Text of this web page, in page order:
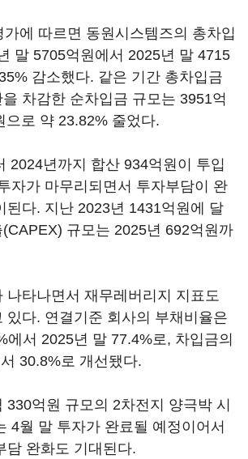
에 따르면 동원시스템즈의 총차입
말 5705억원에서 2025년 말 4715
감소했다. 같은 기간 총차입금
차감한 순차입금 규모는 3951억
으로 약 23.82% 줄었다.
2024년까지 합산 934억원이 투입
자가 마무리되면서 투자부담이 완
된다. 지난 2023년 1431억원에 달
규모는 2025년 692억원까
나타나면서 재무레버리지 지표도
있다. 연결기준 회사의 부채비율은
에서 2025년 말 77.4%로, 차입금의
30.8%로 개선됐다.
330억원 규모의 2차전지 양극박 시
4월 말 투자가 완료될 예정이어서
담 완화도 기대된다.